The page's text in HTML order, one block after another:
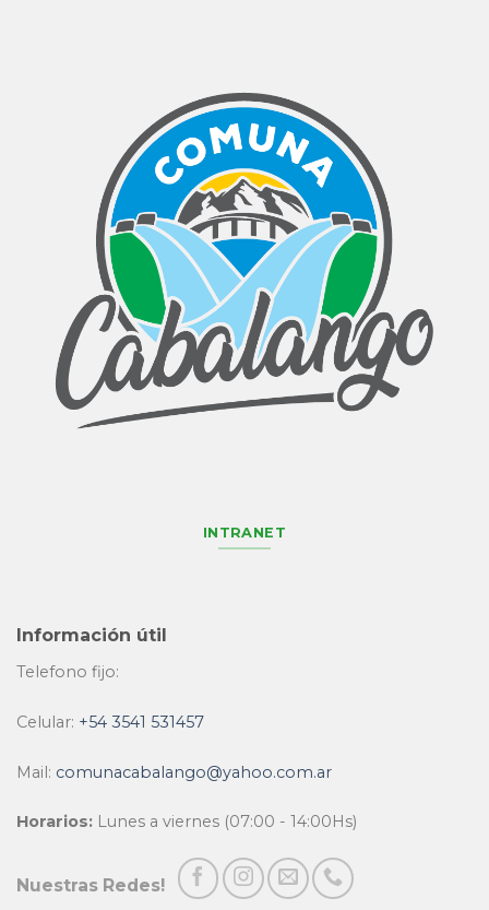
INTRANET
Información útil
Telefono fijo:
Celular: +54 3541 531457
Mail: comunacabalango@yahoo.com.ar
Horarios: Lunes a viernes (07:00 - 14:00Hs)
Nuestras Redes!